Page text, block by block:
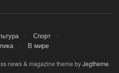
Спорт
В мире
news & magazine theme byJegtheme.